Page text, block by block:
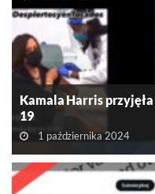
Kamala Harris
19
1 października 2024